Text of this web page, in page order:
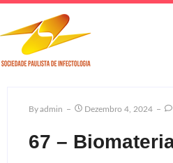
ByAdmin Dezembro 4, 2024
67 –